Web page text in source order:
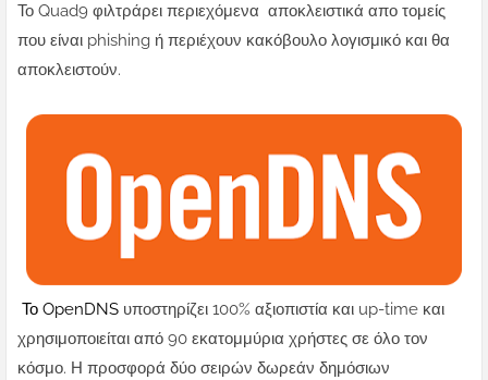
Το Quad9 φιλτράρει περιεχόμενα αποκλειστικά απο τομείς
που είναι phishing ή περιέχουν κακόβουλο λογισμικό και θα
αποκλειστούν.
Το OpenDNS υποστηρίζει 100% αξιοπιστία και up-time και
χρησιμοποιείται από 90 εκατομμύρια χρήστες σε όλο τον
κόσμο. Η προσφορά δύο σειρών δωρεάν δημόσιων